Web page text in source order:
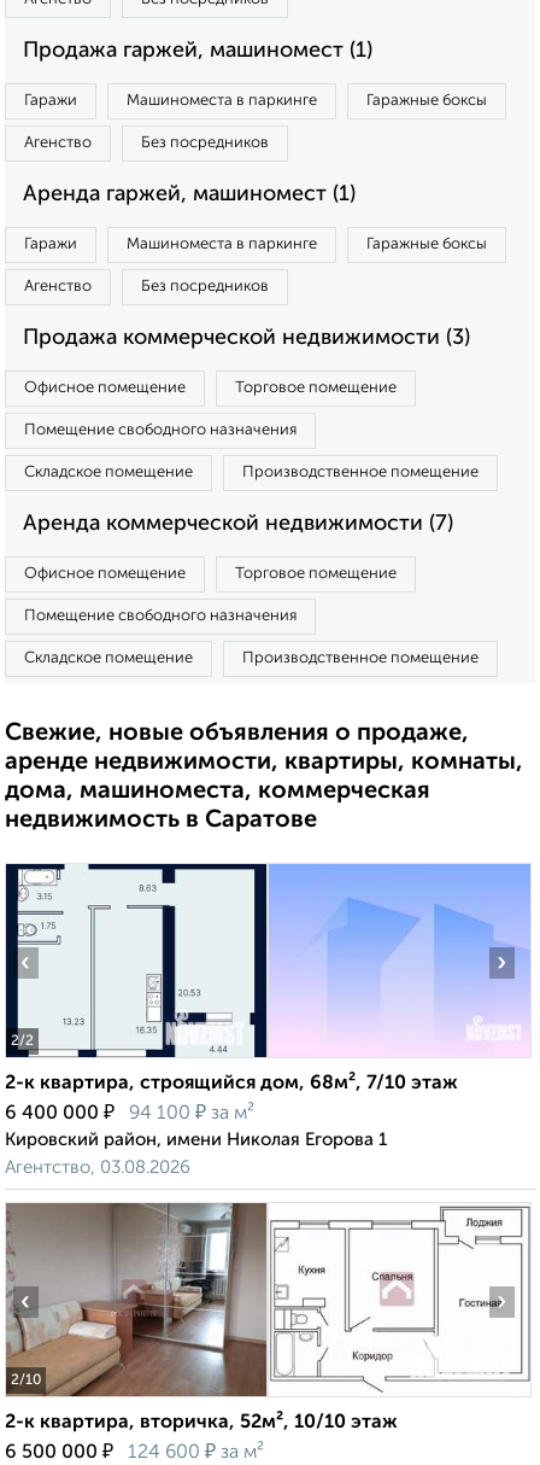
Продажа гаржей, машиномест (1)
Гаражи Машиноместа в паркинге Гаражные боксы
Агенство Без посредников
Аренда гаржей, машиномест (1)
Гаражи Машиноместа в паркинге Гаражные боксы
Агенство Без посредников
Продажа коммерческой недвижимости (3)
Офисное помещение Торговое помещение
Помещение свободного назначения
Складское помещение Производственное помещение
Аренда коммерческой недвижимости (7)
Офисное помещение Торговое помещение
Помещение свободного назначения
Складское помещение Производственное помещение
Свежие, новые объявления о продаже,
аренде недвижимости, квартиры, комнаты,
дома, машиноместа, коммерческая
недвижимость в Саратове
2/2
‹ ›
2-к квартира, строящийся дом, 68м², 7/10 этаж
6 400 000 ₽ 94 100 ₽ за м²
Кировский район, имени Николая Егорова 1
Агентство, 03.08.2026
2/10
‹ ›
2-к квартира, вторичка, 52м², 10/10 этаж
6 500 000 ₽ 124 600 ₽ за м²